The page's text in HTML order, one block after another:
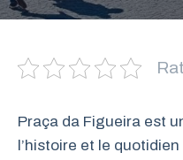
Praça da Figueira est
l’histoire et le